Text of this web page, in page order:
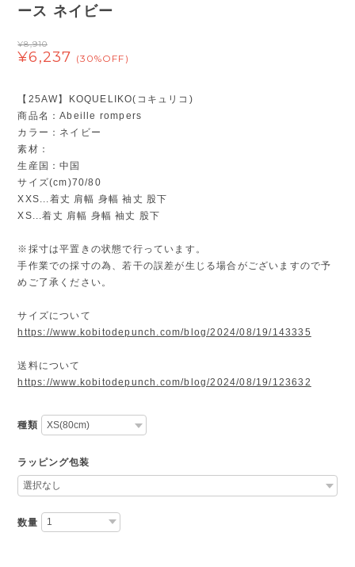
ース ネイビー
¥8,910
¥6,237 (30%OFF)
【25AW】KOQUELIKO(コキュリコ)
商品名：Abeille rompers
カラー：ネイビー
素材：
生産国：中国
サイズ(cm)70/80
XXS...着丈 肩幅 身幅 袖丈 股下
XS...着丈 肩幅 身幅 袖丈 股下
※採寸は平置きの状態で行っています。
手作業での採寸の為、若干の誤差が生じる場合がございますので予
めご了承ください。
サイズについて
https://www.kobitodepunch.com/blog/2024/08/19/143335
送料について
https://www.kobitodepunch.com/blog/2024/08/19/123632
種類
ラッピング包装
数量